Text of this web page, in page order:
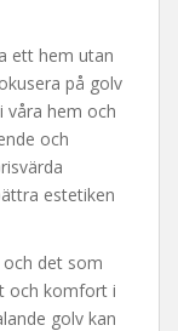
ett hem utan
på golv
våra hem och
och
estetiken
det som
och komfort i
golv kan